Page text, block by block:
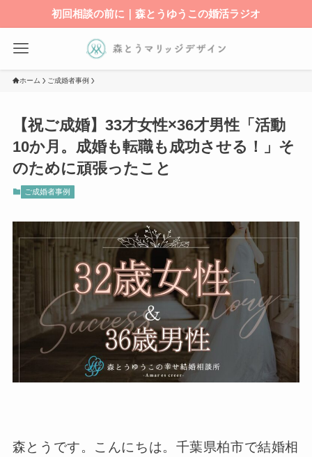
初回相談の前に｜森とうゆうこの婚活ラジオ
ホーム ご成婚者事例
【祝ご成婚】33才女性×36才男性「活動
10か月。成婚も転職も成功させる！」そ
のために頑張ったこと
ご成婚者事例
森とうです。こんにちは。千葉県柏市で結婚相